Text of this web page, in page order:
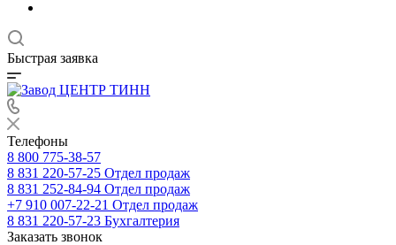
Быстрая заявка
Телефоны
8 800 775-38-57
8 831 220-57-25 Отдел продаж
8 831 252-84-94 Отдел продаж
+7 910 007-22-21 Отдел продаж
8 831 220-57-23 Бухгалтерия
Заказать звонок